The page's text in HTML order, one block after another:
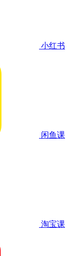
小红书
闲鱼课
淘宝课